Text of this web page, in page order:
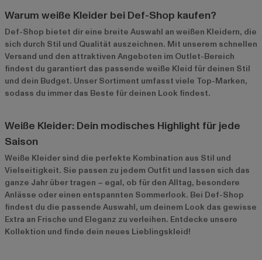
Warum weiße Kleider bei Def-Shop kaufen?
Def-Shop bietet dir eine breite Auswahl an weißen Kleidern, die
sich durch Stil und Qualität auszeichnen. Mit unserem schnellen
Versand und den attraktiven Angeboten im Outlet-Bereich
findest du garantiert das passende weiße Kleid für deinen Stil
und dein Budget. Unser Sortiment umfasst viele Top-Marken,
sodass du immer das Beste für deinen Look findest.
Weiße Kleider: Dein modisches Highlight für jede
Saison
Weiße Kleider sind die perfekte Kombination aus Stil und
Vielseitigkeit. Sie passen zu jedem Outfit und lassen sich das
ganze Jahr über tragen – egal, ob für den Alltag, besondere
Anlässe oder einen entspannten Sommerlook. Bei Def-Shop
findest du die passende Auswahl, um deinem Look das gewisse
Extra an Frische und Eleganz zu verleihen. Entdecke unsere
Kollektion und finde dein neues Lieblingskleid!